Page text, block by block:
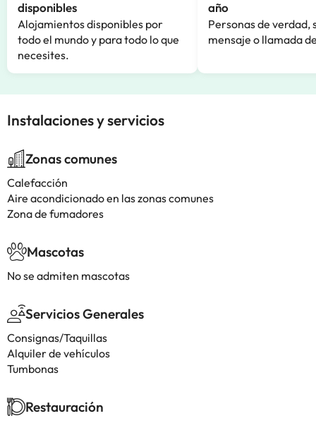
disponibles
Alojamientos disponibles por
todo el mundo y para todo lo que
necesites.
año
Personas de verdad,
mensaje o llamada
Instalaciones y servicios
Zonas comunes
Calefacción
Aire acondicionado en las zonas comunes
Zona de fumadores
Mascotas
No se admiten mascotas
Servicios Generales
Consignas/Taquillas
Alquiler de vehículos
Tumbonas
Restauración